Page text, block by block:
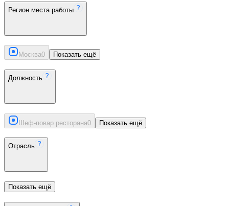
Регион места работы
Москва0 Показать ещё
Должность
Шеф-повар ресторана0 Показать ещё
Отрасль
Показать ещё